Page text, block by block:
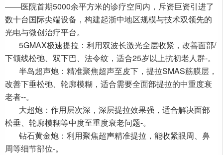
——医院首期5000余平方米的诊疗空间内，斥资巨资引进了
数十台国际尖端设备，构建起浙中地区规模与技术双领先的
光电与微创治疗平台。
5GMAX极速提拉 ：利用双波长激光全层收紧，改善面部/
下颌线松弛、双下巴、法令纹，适合25岁以上抗初老人群-。
半岛超声炮：精准聚焦超声至皮下，提拉SMAS筋膜层，
改善下垂松弛、轮廓模糊，适合需要全面部提拉的中重度衰
老者--。
大超炮：作用层次深，深层提拉效果强，适合解决面部
松垂、轮廓模糊等中度至重度衰老问题-。
钻石黄金炮：利用聚焦超声精准提拉，能收紧眼周、鼻
周等细节部位-。